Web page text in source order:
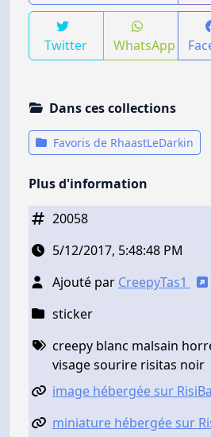
Twitter WhatsApp
Dans ces collections
Favoris de RhaastLeDarkin
Plus d'information
20058
5/12/2017, 5:48:48 PM
Ajouté par CreepyTas1
sticker
creepy blanc malsain
visage sourire risitas noir
image hébergée sur
miniature hébergée sur